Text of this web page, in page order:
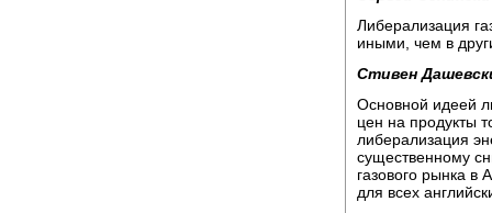
Либерализация
иными, чем в
Стивен
Основной идеей
цен на продукты
либерализация
существенному
газового рынка в
для всех